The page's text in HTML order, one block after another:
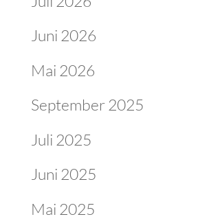
Juni 2026
Mai 2026
September 2025
Juli 2025
Juni 2025
Mai 2025